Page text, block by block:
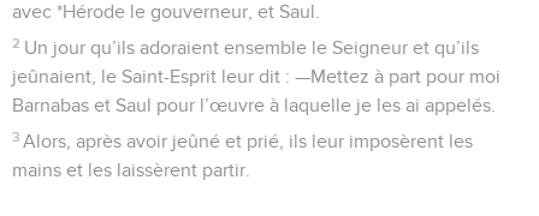
avec *Hérode le gouverneur, et Saul.
2 Un jour qu’ils adoraient ensemble le Seigneur et qu’ils
jeûnaient, le Saint-Esprit leur dit : —Mettez à part pour moi
Barnabas et Saul pour l’œuvre à laquelle je les ai appelés.
3 Alors, après avoir jeûné et prié, ils leur imposèrent les
mains et les laissèrent partir.